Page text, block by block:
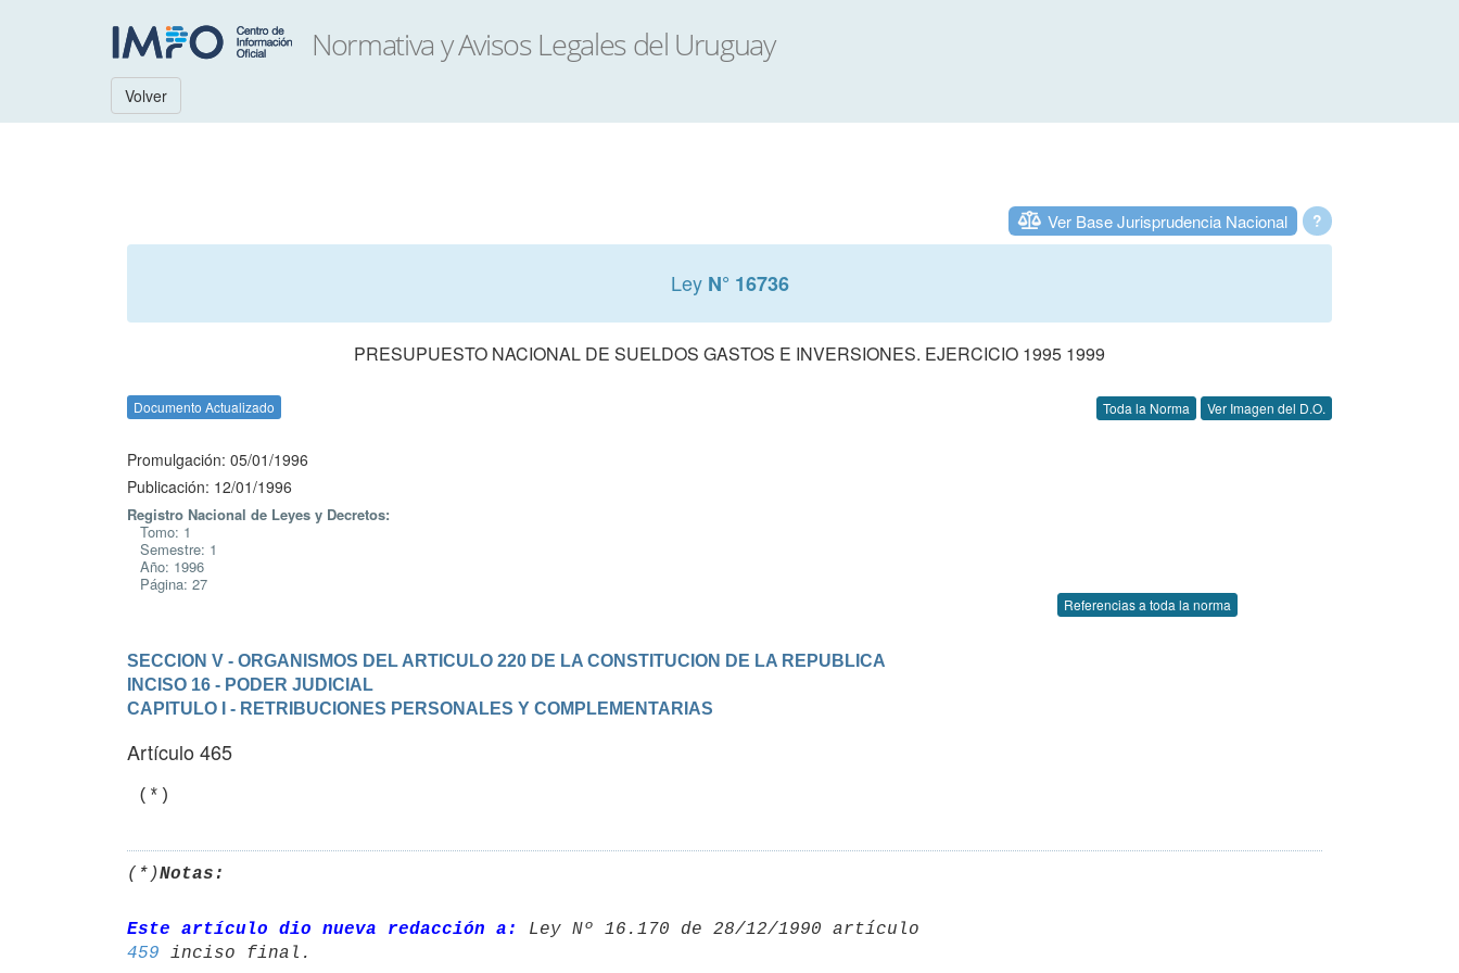
Volver
?
Ver Base Jurisprudencia Nacional
Ley N° 16736
PRESUPUESTO NACIONAL DE SUELDOS GASTOS E INVERSIONES. EJERCICIO 1995 1999
Documento Actualizado Toda la Norma Ver Imagen del D.O.
Promulgación: 05/01/1996
Publicación: 12/01/1996
Registro Nacional de Leyes y Decretos:
Tomo: 1
Semestre: 1
Año: 1996
Página: 27
Referencias a toda la norma
SECCION V - ORGANISMOS DEL ARTICULO 220 DE LA CONSTITUCION DE LA REPUBLICA
INCISO 16 - PODER JUDICIAL
CAPITULO I - RETRIBUCIONES PERSONALES Y COMPLEMENTARIAS
Artículo 465
(*)Notas:
Este artículo dio nueva redacción a:
459